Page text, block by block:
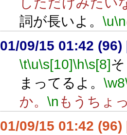
詞が長いよ。 \u\n
01/09/15 01:42 (96)
\t\u\s[10]\h\s[8]
まってるよ。 \w8
か。 \n もうちょ
01/09/15 01:42 (96)